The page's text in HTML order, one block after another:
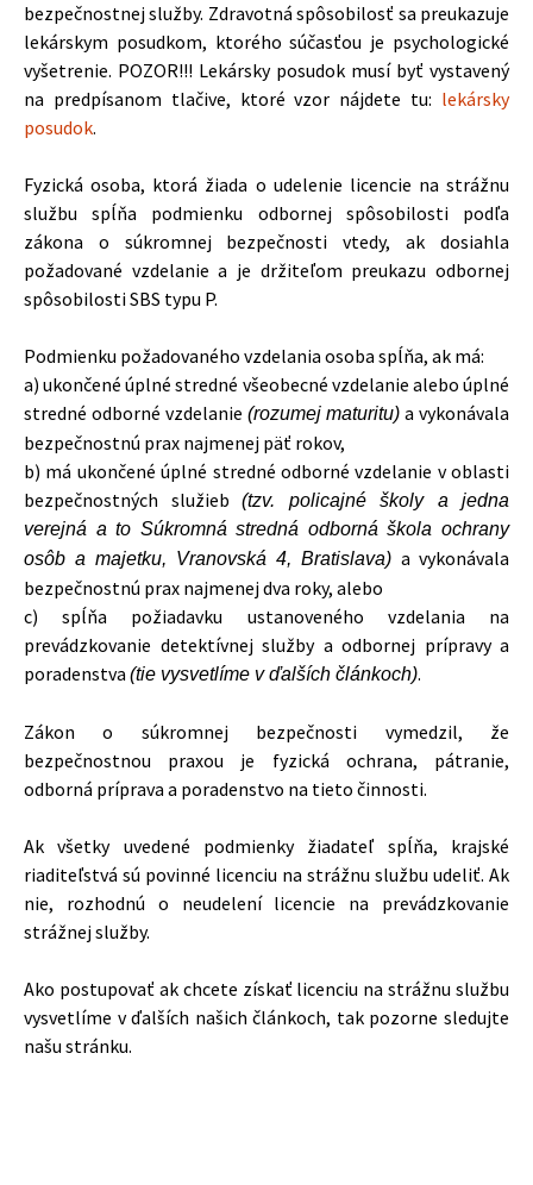
bezpečnostnej služby. Zdravotná spôsobilosť sa preukazuje
lekárskym posudkom, ktorého súčasťou je psychologické
vyšetrenie. POZOR!!! Lekársky posudok musí byť vystavený
na predpísanom tlačive, ktoré vzor nájdete tu: lekársky
posudok.
Fyzická osoba, ktorá žiada o udelenie licencie na strážnu
službu spĺňa podmienku odbornej spôsobilosti podľa
zákona o súkromnej bezpečnosti vtedy, ak dosiahla
požadované vzdelanie a je držiteľom preukazu odbornej
spôsobilosti SBS typu P.
Podmienku požadovaného vzdelania osoba spĺňa, ak má:
a) ukončené úplné stredné všeobecné vzdelanie alebo úplné
stredné odborné vzdelanie (rozumej maturitu) a vykonávala
bezpečnostnú prax najmenej päť rokov,
b) má ukončené úplné stredné odborné vzdelanie v oblasti
bezpečnostných služieb (tzv. policajné školy a jedna
verejná a to Súkromná stredná odborná škola ochrany
osôb a majetku, Vranovská 4, Bratislava) a vykonávala
bezpečnostnú prax najmenej dva roky, alebo
c) spĺňa požiadavku ustanoveného vzdelania na
prevádzkovanie detektívnej služby a odbornej prípravy a
poradenstva (tie vysvetlíme v ďalších článkoch).
Zákon o súkromnej bezpečnosti vymedzil, že
bezpečnostnou praxou je fyzická ochrana, pátranie,
odborná príprava a poradenstvo na tieto činnosti.
Ak všetky uvedené podmienky žiadateľ spĺňa, krajské
riaditeľstvá sú povinné licenciu na strážnu službu udeliť. Ak
nie, rozhodnú o neudelení licencie na prevádzkovanie
strážnej služby.
Ako postupovať ak chcete získať licenciu na strážnu službu
vysvetlíme v ďalších našich článkoch, tak pozorne sledujte
našu stránku.